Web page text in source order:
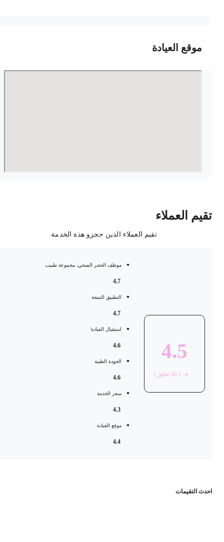
موقع العيادة
العملاء
تقيم العملاء الذين حجزو هذة الخدمة
4.5
40 تعليق )
موظف الحجر الصحي، مجموعة طبيب
التطبيق النتيجة
استقبال العيادة'
الجودة الطبية
سعر الخدمة
موقع العيادة
التقيمات